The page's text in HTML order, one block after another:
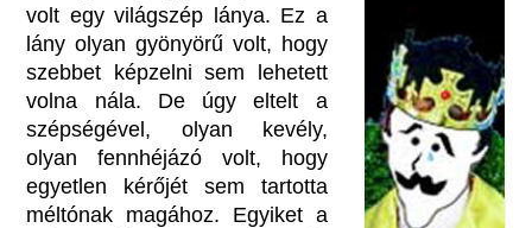
volt egy világszép lánya. Ez a
lány olyan gyönyörű volt, hogy
szebbet képzelni sem lehetett
volna nála. De úgy eltelt a
szépségével, olyan kevély,
olyan fennhéjázó volt, hogy
egyetlen kérőjét sem tartotta
méltónak magához. Egyiket a